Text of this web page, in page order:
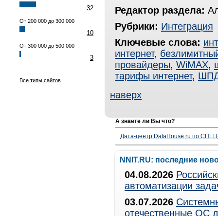
32
От 200 000 до 300 000
10
От 300 000 до 500 000
3
Все типы сайтов
Редактор раздела:
Рубрики: Интеграция
Ключевые слова:
интернет,
провайдеры, WiMAX,
тарифы интернет,
наверх
А знаете ли Вы что?
Дата-центр DataHouse.ru по
NNIT.RU: последние
04.08.2026
автоматизации
03.07.2026
отечественные ОС